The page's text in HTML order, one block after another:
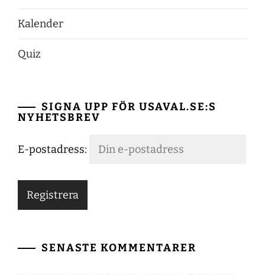
Kalender
Quiz
SIGNA UPP FÖR USAVAL.SE:S
NYHETSBREV
E-postadress:
SENASTE KOMMENTARER